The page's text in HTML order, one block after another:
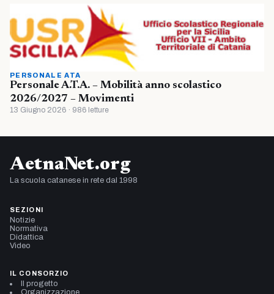
PERSONALE ATA
Personale A.T.A. – Mobilità anno scolastico
2026/2027 – Movimenti
13 Giugno 2026 · 986 letture
AetnaNet.org
La scuola catanese in rete dal 1998
SEZIONI
Notizie
Normativa
Didattica
Video
IL CONSORZIO
Il progetto